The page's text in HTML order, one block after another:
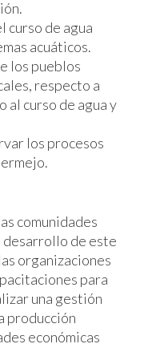
curso de agua
acuáticos.
los pueblos
respecto a
al curso de agua y
los procesos
comunidades
desarrollo de este
organizaciones
para
una gestión
producción
económicas